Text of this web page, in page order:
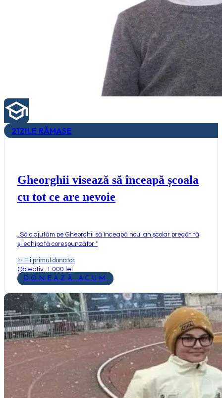
21ZILE RĂMASE
Gheorghii visează să înceapă școala
cu tot ce are nevoie
Să o ajutăm pe Gheorghii să înceapă noul an școlar pregătită
și echipată corespunzător "
✨ Fii primul donator
Obiectiv: 1.000 lei
DONEAZĂ ACUM